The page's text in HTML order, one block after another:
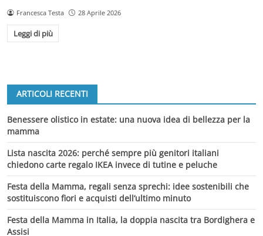
Francesca Testa 28 Aprile 2026
Leggi di più
ARTICOLI RECENTI
Benessere olistico in estate: una nuova idea di bellezza per la
mamma
Lista nascita 2026: perché sempre più genitori italiani
chiedono carte regalo IKEA invece di tutine e peluche
Festa della Mamma, regali senza sprechi: idee sostenibili che
sostituiscono fiori e acquisti dell’ultimo minuto
Festa della Mamma in Italia, la doppia nascita tra Bordighera e
Assisi